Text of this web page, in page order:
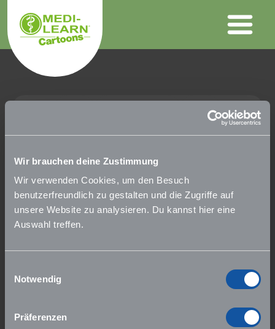
Wir brauchen deine Zustimmung
Wir verwenden Cookies, um den Besuch
benutzerfreundlich zu gestalten und die Zugriffe auf
unsere Website zu analysieren. Du kannst hier eine
Auswahl treffen.
Notwendig
Präferenzen